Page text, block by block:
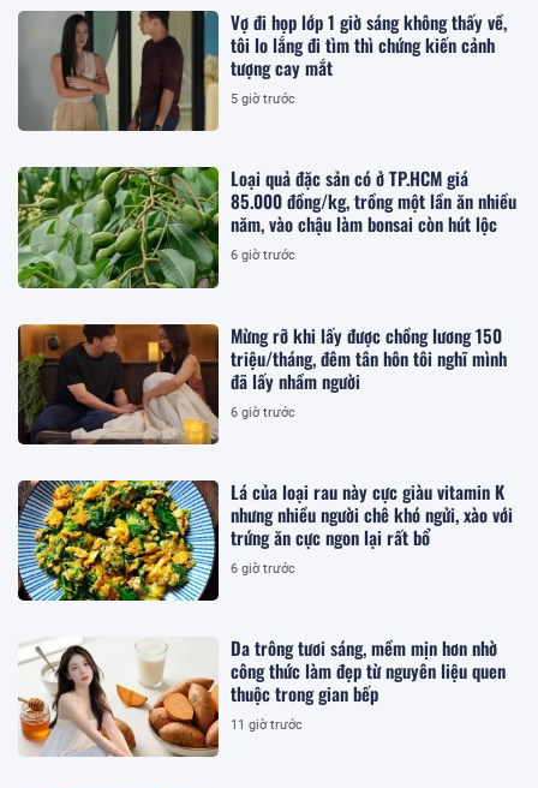
Vợ đi họp lớp 1 giờ sáng không thấy về,
tôi lo lắng đi tìm thì chứng kiến cảnh
tượng cay mắt
5 giờ trước
Loại quả đặc sản có ở TP.HCM giá
85.000 đồng/kg, trồng một lần ăn nhiều
năm, vào chậu làm bonsai còn hút lộc
6 giờ trước
Mừng rỡ khi lấy được chồng lương 150
triệu/tháng, đêm tân hôn tôi nghĩ mình
đã lấy nhầm người
6 giờ trước
Lá của loại rau này cực giàu vitamin K
nhưng nhiều người chê khó ngửi, xào với
trứng ăn cực ngon lại rất bổ
6 giờ trước
Da trông tươi sáng, mềm mịn hơn nhờ
công thức làm đẹp từ nguyên liệu quen
thuộc trong gian bếp
11 giờ trước